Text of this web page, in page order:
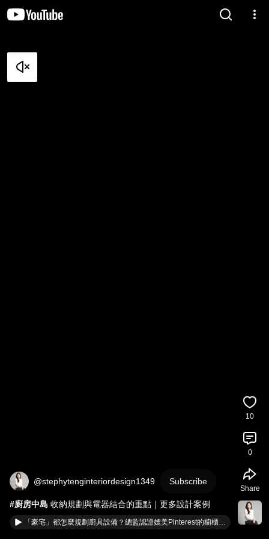
@stephytenginteriordesign1349 Subscribe
#廚房中島 收納規劃與電器結合的重點｜更多設計案例
「豪宅」都怎麼規劃廚具設備？總監認證媲美Pinterest的櫥櫃設計！分享給喜歡美廚具的朋友
10
0
Share